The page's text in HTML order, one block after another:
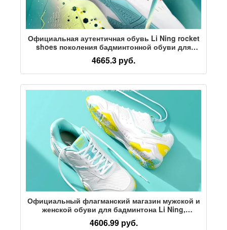
Официальная аутентичная обувь Li Ning rocket
shoes поколения бадминтонной обуви для
мужчин и женщин, новая нескользящая
амортизирующая спортивная обувь для
профессиональных соревнований
4665.3 руб.
Официальный флагманский магазин мужской и
женской обуви для бадминтона Li Ning,
официальная аутентичная нескользящая
амортизирующая обувь для соревнований и
4606.99 руб.